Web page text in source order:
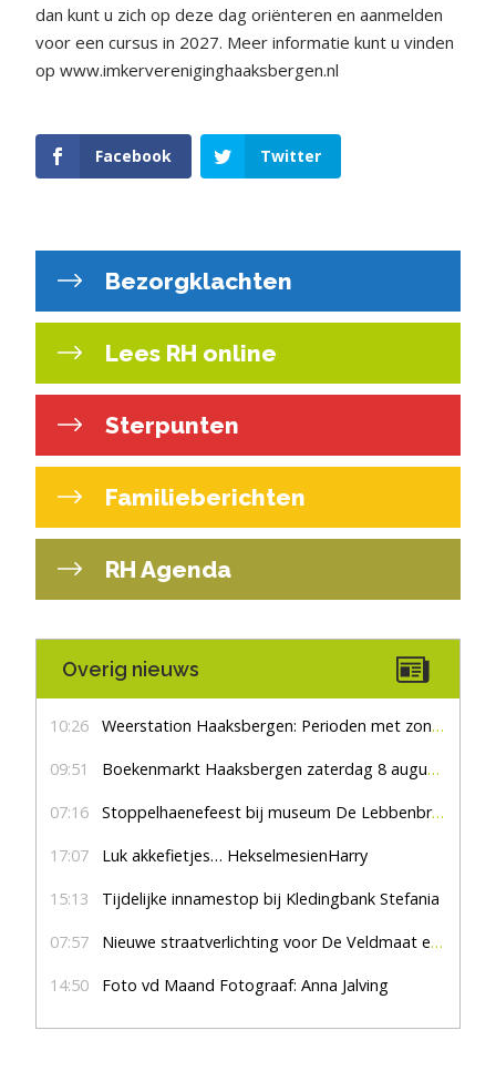
dan kunt u zich op deze dag oriënteren en aanmelden
voor een cursus in 2027. Meer informatie kunt u vinden
op www.imkervereniginghaaksbergen.nl
Facebook Twitter
Bezorgklachten
Lees RH online
Sterpunten
Familieberichten
RH Agenda
Overig nieuws
10:26 Weerstation Haaksbergen: Perioden met zon en droog
09:51 Boekenmarkt Haaksbergen zaterdag 8 augustus, marktplein Haaksbergen
07:16 Stoppelhaenefeest bij museum De Lebbenbrugge
17:07 Luk akkefietjes… HekselmesienHarry
15:13 Tijdelijke innamestop bij Kledingbank Stefania
07:57 Nieuwe straatverlichting voor De Veldmaat en De Pas
14:50 Foto vd Maand Fotograaf: Anna Jalving